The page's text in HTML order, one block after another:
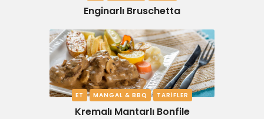
Enginarlı Bruschetta
ET MANGAL & BBQ TARIFLER
Kremalı Mantarlı Bonfile